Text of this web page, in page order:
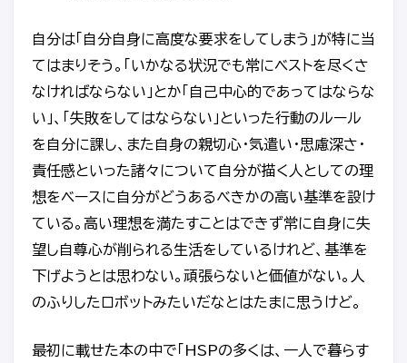
自分は「自分自身に高度な要求をしてしまう」が特に当
てはまりそう。「いかなる状況でも常にベストを尽くさ
なければならない」とか「自己中心的であってはならな
い」、「失敗をしてはならない」といった行動のルール
を自分に課し、また自身の親切心・気遣い・思慮深さ・
責任感といった諸々について自分が描く人としての理
想をベースに自分がどうあるべきかの高い基準を設け
ている。高い理想を満たすことはできず常に自身に失
望し自尊心が削られる生活をしているけれど、基準を
下げようとは思わない。頑張らないと価値がない。人
のふりしたロボットみたいだなとはたまに思うけど。
最初に載せた本の中で「HSPの多くは、一人で暮らす